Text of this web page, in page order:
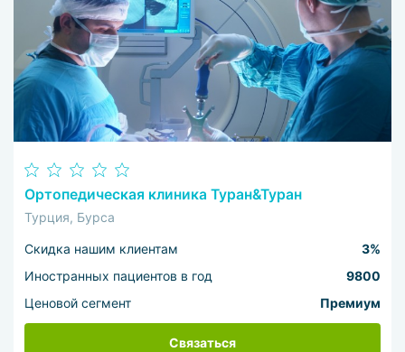
Ортопедическая клиника Туран&Туран
Турция, Бурса
Скидка нашим клиентам
3%
Иностранных пациентов в год
9800
Ценовой сегмент
Премиум
Связаться